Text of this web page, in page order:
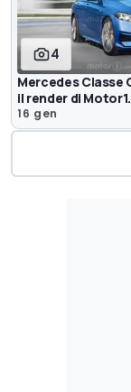
4
Mercedes Classe
il render di
16 gen